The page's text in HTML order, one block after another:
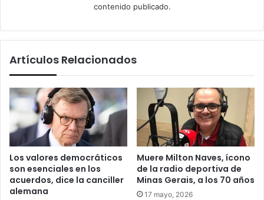
contenido publicado.
Artículos Relacionados
Los valores democráticos
son esenciales en los
acuerdos, dice la canciller
alemana
Muere Milton Naves, ícono
de la radio deportiva de
Minas Gerais, a los 70 años
17 mayo, 2026